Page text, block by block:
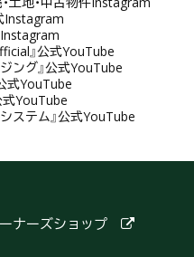
Instagram
Instagram
』公式YouTube
ング』公式YouTube
式YouTube
式YouTube
ステム』公式YouTube
ナーズショップ